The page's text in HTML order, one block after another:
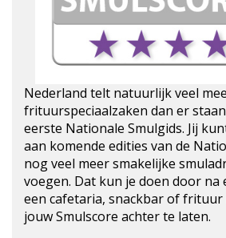
Nederland telt natuurlijk veel
frituurspeciaalzaken dan er
eerste Nationale Smulgids. Jij
aan komende edities van de
nog veel meer smakelijke
voegen. Dat kun je doen door na
een cafetaria, snackbar of frituur
jouw Smulscore achter te laten.